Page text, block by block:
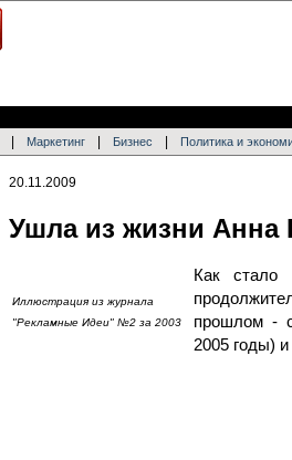
Маркетинг Бизнес Политика и
20.11.2009
Ушла из жизни Анна
Иллюстрация из журнала
"Рекламные Идеи" №2 за 2003
Как стало
прошлом -
2005 годы)